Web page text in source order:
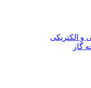
و الکتریکی
گاز